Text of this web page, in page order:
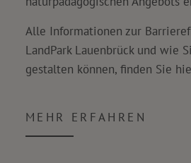
Alle Informationen zur
LandPark Lauenbrück und wie
gestalten können, finden Sie
MEHR ERFAHREN